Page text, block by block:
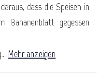
dass die Speisen in
Bananenblatt gegessen
Mehr anzeigen